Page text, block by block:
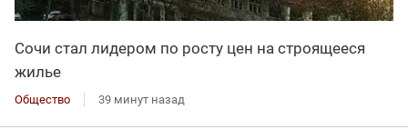
Сочи стал лидером по росту цен на строящееся
жилье
Общество 39 минут назад